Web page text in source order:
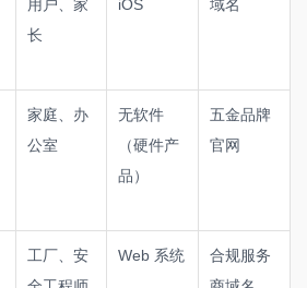
用户、家
长
iOS
域名
家庭、办
公室
无软件
（硬件产
品）
五金品牌
官网
工厂、安
Web 系统
合规服务